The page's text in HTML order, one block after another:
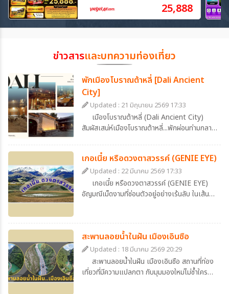
25,888
ข่าวสารและบทความท่องเที่ยว
พักเมืองโบราณต้าหลี่ [Dali Ancient
City]
Updated : 21 มิถุนายน 2569 17:33
เมืองโบราณต้าหลี่ (Dali Ancient City)
สัมผัสเสน่ห์เมืองโบราณต้าหลี่...พักผ่อนท่ามกลาง
เกอเนี๋ย หรือดวงตาสวรรค์ (GENIE EYE)
Updated : 22 มีนาคม 2569 17:33
เกอเนี๋ย หรือดวงตาสวรรค์ (GENIE EYE)
อัญมณีเม็ดงามที่ซ่อนตัวอยู่อย่างเร้นลับ ในเส้น
สะพานลอยน้ำในฝัน เมืองเอินซือ
Updated : 18 มีนาคม 2569 20:29
สะพานลอยน้ำในฝัน เมืองเอินซือ สถานที่ท่อง
เที่ยวที่มีความแปลกตา กับมุมมองใหม่ไม่ซ้ำใคร